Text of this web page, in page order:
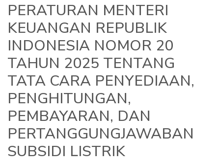
PERATURAN MENTERI
KEUANGAN REPUBLIK
INDONESIA NOMOR 20
TAHUN 2025 TENTANG
TATA CARA PENYEDIAAN,
PENGHITUNGAN,
PEMBAYARAN, DAN
PERTANGGUNGJAWABAN
SUBSIDI LISTRIK